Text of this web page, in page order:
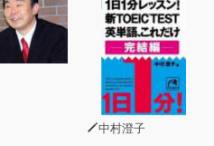
、影響が及ぶ範囲の確保と拡
に」より
ないという事実
系地政学」の決定的な違い
中村澄子